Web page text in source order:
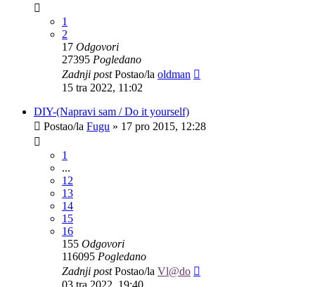
1
2
17 Odgovori
27395 Pogledano
Zadnji postPostao/la oldman
15 tra 2022, 11:02
DIY-(Napravi sam / Do it yourself)
Postao/la Fugu » 17 pro 2015, 12:28
1
...
12
13
14
15
16
155 Odgovori
116095 Pogledano
Zadnji postPostao/la Vl@do
03 tra 2022, 19:40